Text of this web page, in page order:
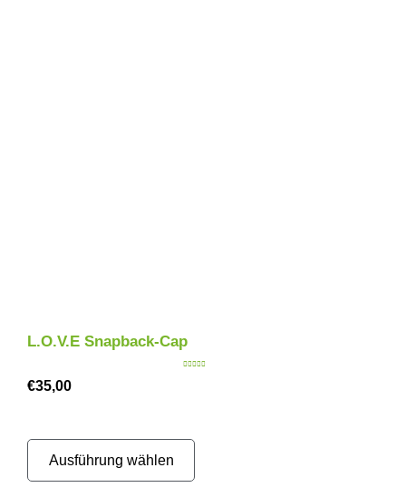
L.O.V.E Snapback-Cap
€35,00
Ausführung wählen